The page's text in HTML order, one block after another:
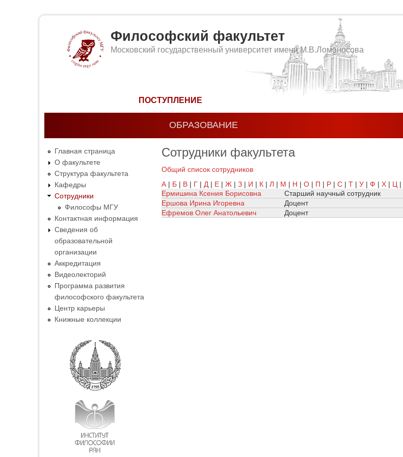
Философский факультет
Московский государственный университет имени М.В.Ломоносова
ПОСТУПЛЕНИЕ
ОБРАЗОВАНИЕ
Главная страница
О факультете
Структура факультета
Кафедры
Сотрудники
Философы МГУ
Контактная информация
Сведения об
образовательной
организации
Аккредитация
Видеолекторий
Программа развития
философского факультета
Центр карьеры
Книжные коллекции
Сотрудники факультета
Общий список сотрудников
А | Б | В | Г | Д | Е | Ж | З | И | К | Л | М | Н | О | П | Р | С | Т | У | Ф | Х | Ц |
Ермишина Ксения Борисовна
Старший научный сотрудник
Ершова Ирина Игоревна
Доцент
Ефремов Олег Анатольевич
Доцент